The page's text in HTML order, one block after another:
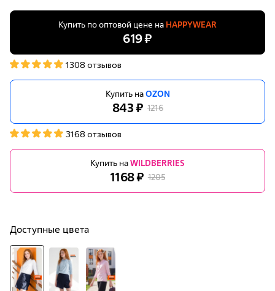
Купить по оптовой цене на HAPPYWEAR
619 ₽
1308 отзывов
Купить наOZON
843 ₽ 1216
3168 отзывов
Купить наWILDBERRIES
1168 ₽ 1205
Доступные цвета